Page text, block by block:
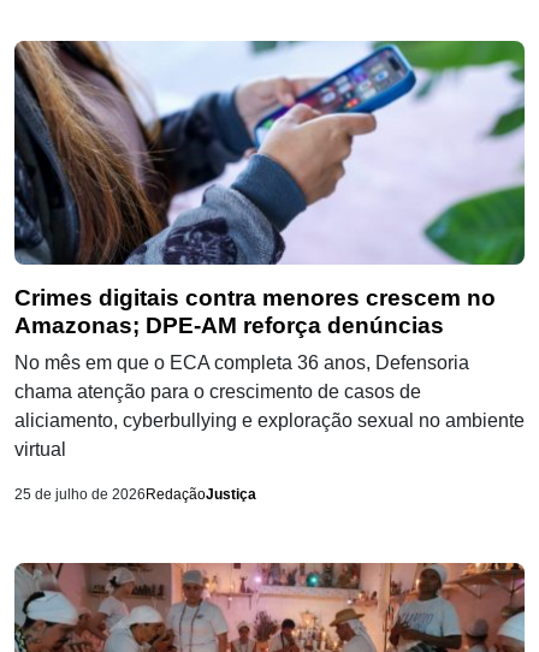
Crimes digitais contra menores crescem no
Amazonas; DPE-AM reforça denúncias
No mês em que o ECA completa 36 anos, Defensoria
chama atenção para o crescimento de casos de
aliciamento, cyberbullying e exploração sexual no ambiente
virtual
25 de julho de 2026 RedaçãoJustiça